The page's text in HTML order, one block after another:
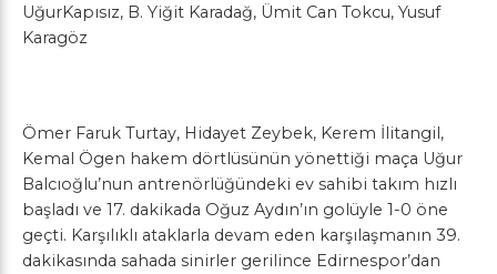
UğurKapısız, B. Yiğit Karadağ, Ümit Can Tokcu, Yusuf
Karagöz
Ömer Faruk Turtay, Hidayet Zeybek, Kerem İlitangil,
Kemal Ögen hakem dörtlüsünün yönettiği maça Uğur
Balcıoğlu’nun antrenörlüğündeki ev sahibi takım hızlı
başladı ve 17. dakikada Oğuz Aydın’ın golüyle 1-0 öne
geçti. Karşılıklı ataklarla devam eden karşılaşmanın 39.
dakikasında sahada sinirler gerilince Edirnespor’dan